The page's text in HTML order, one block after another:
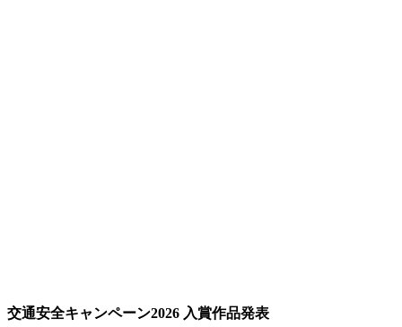
交通安全キャンペーン2026 入賞作品発表